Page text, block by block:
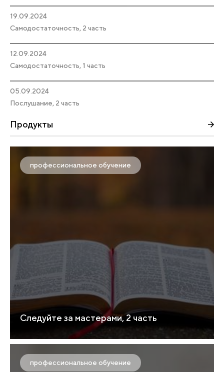
19.09.2024
Самодостаточность, 2 часть
12.09.2024
Самодостаточность, 1 часть
05.09.2024
Послушание, 2 часть
Продукты
профессиональное обучение
Следуйте за мастерами, 2 часть
профессиональное обучение